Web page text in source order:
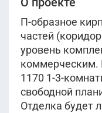
П-образное
частей
уровень
коммерческим.
1170 1-3-
свободной
Отделка будет